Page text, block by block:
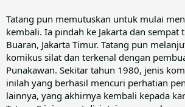
Tatang pun memutuskan untuk mulai
kembali. Ia pindah ke Jakarta dan sempat
Buaran, Jakarta Timur. Tatang pun
komikus silat dan terkenal dengan
Punakawan. Sekitar tahun 1980, jenis
inilah yang berhasil mencuri perhatian
lainnya, yang akhirnya kembali kepada